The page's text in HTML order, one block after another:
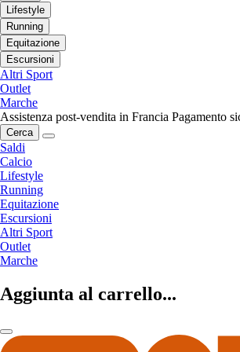
Lifestyle
Running
Equitazione
Escursioni
Altri Sport
Outlet
Marche
Assistenza post-vendita in Francia Pagamento
Cerca
Saldi
Calcio
Lifestyle
Running
Equitazione
Escursioni
Altri Sport
Outlet
Marche
Aggiunta al carrello...